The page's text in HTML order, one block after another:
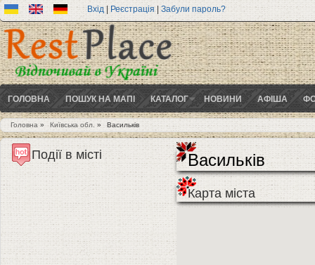
Вхід | Реєстрація|Забули пароль?
ГОЛОВНА ПОШУК НА МАПІ КАТАЛОГ НОВИНИ АФІША
Ви є тут
Головна» Київська обл. » Васильків
Васильків
Карта міста
Події в місті